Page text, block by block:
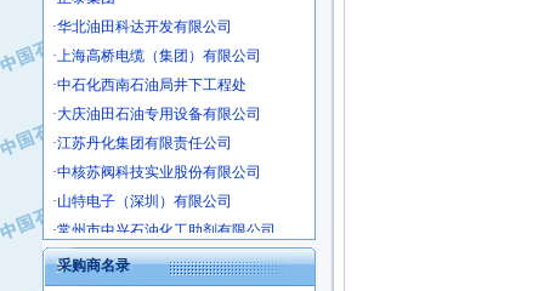
·华北油田科达开发有限公司
·上海高桥电缆（集团）有限公司
·中石化西南石油局井下工程处
·大庆油田石油专用设备有限公司
·江苏丹化集团有限责任公司
·中核苏阀科技实业股份有限公司
·山特电子（深圳）有限公司
·常州市中兴石油化工助剂有限公司
·姜堰市三联助剂有限公司
·四川中光高技术研究所有限责任公司
采购商名录